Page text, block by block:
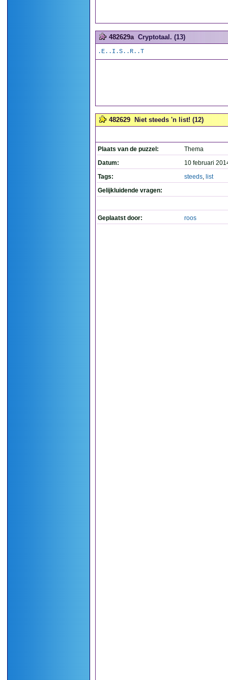
482629a Cryptotaal. (13)
.E..I.S..R..T
482629 Niet steeds 'n list! (12)
Plaats van de puzzel:
Thema
Datum:
10 februari
Tags:
steeds, list
Gelijkluidende vragen:
Geplaatst door: roos